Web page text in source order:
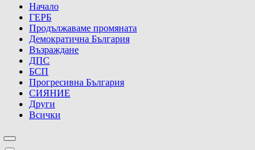
Начало
ГЕРБ
Продължаваме промяната
Демократична България
Възраждане
ДПС
БСП
Прогресивна България
СИЯНИЕ
Други
Всички